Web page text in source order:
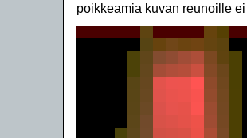
poikkeamia kuvan reunoille